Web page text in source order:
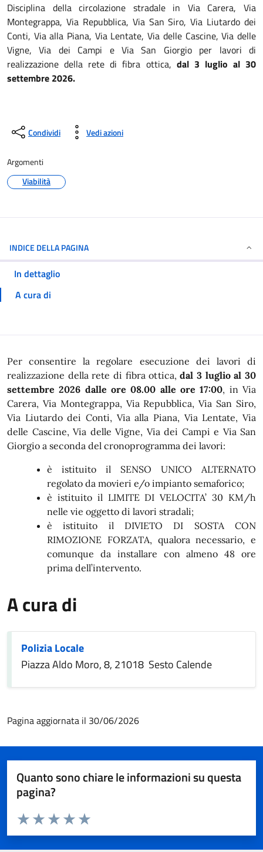
Disciplina della circolazione stradale in Via Carera, Via
Montegrappa, Via Repubblica, Via San Siro, Via Liutardo dei
Conti, Via alla Piana, Via Lentate, Via delle Cascine, Via delle
Vigne, Via dei Campi e Via San Giorgio per lavori di
realizzazione della rete di fibra ottica, dal 3 luglio al 30
settembre 2026.
Condividi Vedi azioni
Argomenti
Viabilità
INDICE DELLA PAGINA
In dettaglio
A cura di
In dettaglio
Per consentire la regolare esecuzione dei lavori di
realizzazione della rete di fibra ottica,dal 3 luglio al 30
settembre 2026 dalle ore 08.00 alle ore 17:00, in Via
Carera, Via Montegrappa, Via Repubblica, Via San Siro,
Via Liutardo dei Conti, Via alla Piana, Via Lentate, Via
delle Cascine, Via delle Vigne, Via dei Campi e Via San
Giorgio a seconda del cronoprogramma dei lavori:
è istituito il SENSO UNICO ALTERNATO
regolato da movieri e/o impianto semaforico;
è istituito il LIMITE DI VELOCITA’ 30 KM/h
nelle vie oggetto di lavori stradali;
è istituito il DIVIETO DI SOSTA CON
RIMOZIONE FORZATA, qualora necessario, e
comunque da installare con almeno 48 ore
prima dell’intervento.
A cura di
Polizia Locale
Piazza Aldo Moro, 8, 21018 Sesto Calende
Pagina aggiornata il 30/06/2026
Quanto sono chiare le informazioni su questa
pagina?
Valuta da 1 a 5 stelle la pagina
Valuta 5 stelle su 5
Valuta 4 stelle su 5
Valuta 3 stelle su 5
Valuta 2 stelle su 5
Valuta 1 stelle su 5